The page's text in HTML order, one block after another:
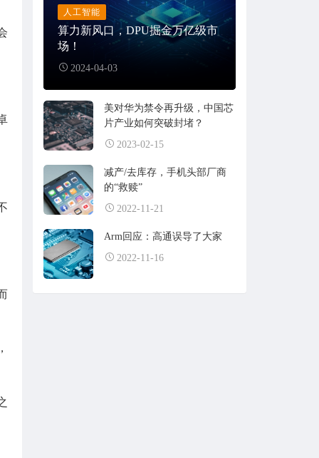
人工智能
算力新风口，DPU掘金万亿级市
场！
2024-04-03
美对华为禁令再升级，中国芯
片产业如何突破封堵？
2023-02-15
减产/去库存，手机头部厂商
的“救赎”
2022-11-21
Arm回应：高通误导了大家
2022-11-16